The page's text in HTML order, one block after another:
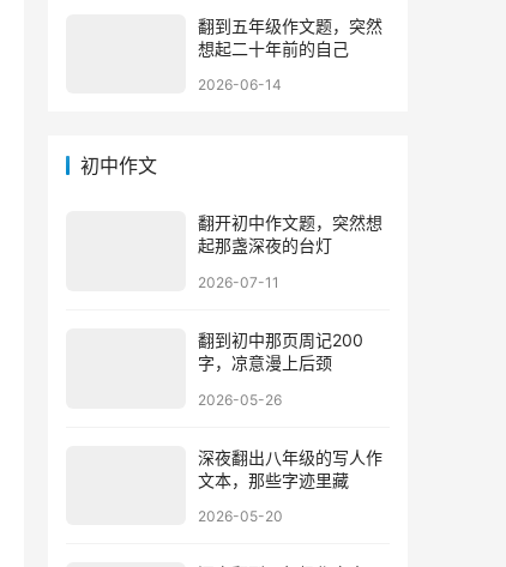
翻到五年级作文题，突然
想起二十年前的自己
2026-06-14
初中作文
翻开初中作文题，突然想
起那盏深夜的台灯
2026-07-11
翻到初中那页周记200
字，凉意漫上后颈
2026-05-26
深夜翻出八年级的写人作
文本，那些字迹里藏
2026-05-20